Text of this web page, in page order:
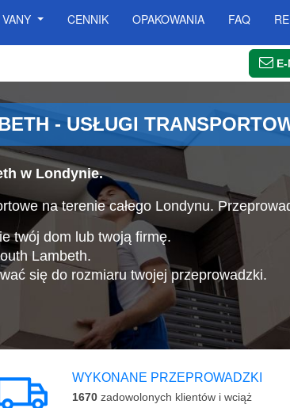
VANY CENNIK OPAKOWANIA FAQ
- USŁUGI
w Londynie.
na terenie całego Londynu.
twój dom lub twoją firmę.
Lambeth.
się do rozmiaru twojej przeprowadzki.
WYKONANE PRZEPROWADZKI
1670 zadowolonych klientów i wciąż